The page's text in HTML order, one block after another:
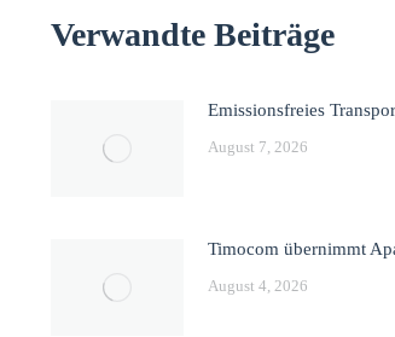
Verwandte Beiträge
Emissionsfreies
August 7, 2026
Timocom übernimmt
August 4, 2026